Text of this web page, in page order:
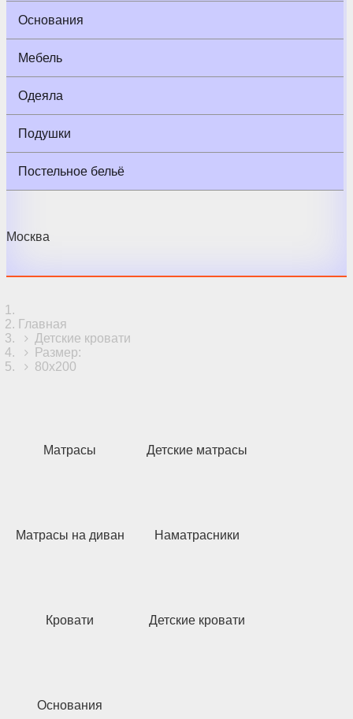
Основания
Мебель
Одеяла
Подушки
Постельное бельё
Москва
Главная
Детские кровати
Размер:
80x200
Матрасы Детские матрасы
Матрасы на диван Наматрасники
Кровати Детские кровати
Основания